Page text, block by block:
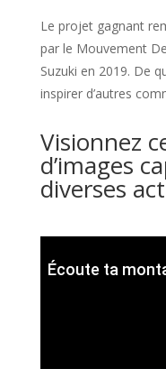
Le projet gagnant
par le Mouvement
Suzuki en 2019. De
inspirer d’autres
Visionnez
d’images
diverses
Écoute ta